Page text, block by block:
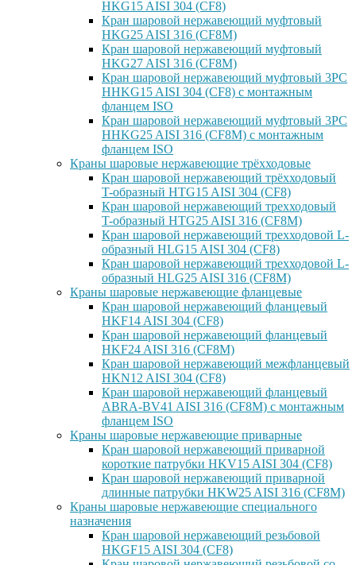
HKG15 AISI 304 (CF8)
Кран шаровой нержавеющий муфтовый
HKG25 AISI 316 (CF8M)
Кран шаровой нержавеющий муфтовый
HKG27 AISI 316 (CF8M)
Кран шаровой нержавеющий муфтовый 3PC
HHKG15 AISI 304 (CF8) с монтажным
фланцем ISO
Кран шаровой нержавеющий муфтовый 3PC
HHKG25 AISI 316 (CF8M) с монтажным
фланцем ISO
Краны шаровые нержавеющие трёхходовые
Кран шаровой нержавеющий трёхходовый
T-образный HTG15 AISI 304 (CF8)
Кран шаровой нержавеющий трехходовый
T-образный HTG25 AISI 316 (CF8M)
Кран шаровой нержавеющий трехходовой L-
образный HLG15 AISI 304 (CF8)
Кран шаровой нержавеющий трехходовой L-
образный HLG25 AISI 316 (CF8M)
Краны шаровые нержавеющие фланцевые
Кран шаровой нержавеющий фланцевый
HKF14 AISI 304 (CF8)
Кран шаровой нержавеющий фланцевый
HKF24 AISI 316 (CF8M)
Кран шаровой нержавеющий межфланцевый
HKN12 AISI 304 (CF8)
Кран шаровой нержавеющий фланцевый
ABRA-BV41 AISI 316 (CF8M) с монтажным
фланцем ISO
Краны шаровые нержавеющие приварные
Кран шаровой нержавеющий приварной
короткие патрубки HKV15 AISI 304 (CF8)
Кран шаровой нержавеющий приварной
длинные патрубки HKW25 AISI 316 (CF8M)
Краны шаровые нержавеющие специального
назначения
Кран шаровой нержавеющий резьбовой
HKGF15 AISI 304 (CF8)